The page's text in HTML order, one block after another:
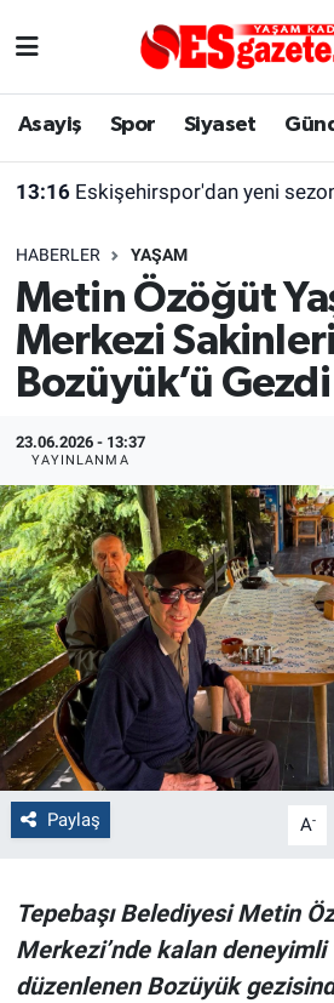
Asayiş Spor Siyaset
13:16 Eskişehirspor'dan yeni
HABERLER YAŞAM
Metin Özöğüt
Merkezi Sakinleri
Bozüyük’ü Gezdi
23.06.2026 - 13:37
YAYINLANMA
Paylaş A-
Tepebaşı Belediyesi Metin
Merkezi’nde kalan deneyimli
düzenlenen Bozüyük
Asayiş
Gündem
Türkiye
Dünya
Sağlık
Alış-Veriş/İş dünyası
Yaşam
Eskişehirspor Arşivi
Eskişehir Arşivi
Röportaj
Ekonomi
Kültür Sanat
Politika
Bilecik
Kütahya
Gezi
Genel
Yerel
Eskişehir Nöbetçi Eczaneler
Süper Lig Puan Durumu ve
Tüm Manşetler
Son Dakika Haberleri
Haber Arşivi